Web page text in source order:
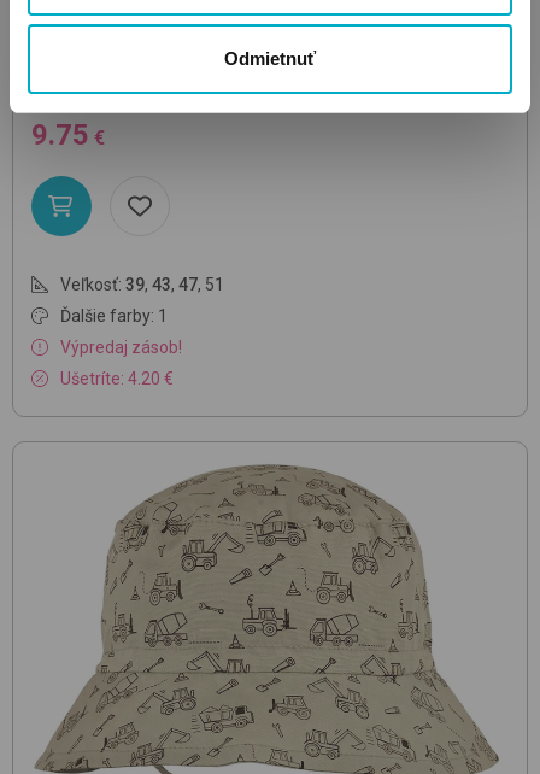
Odmietnuť
BRENDON
S26-T03 Aqua Green detský klobúk
9.75 €
Veľkosť: 39, 43, 47, 51
Ďalšie farby: 1
Výpredaj zásob!
Ušetríte: 4.20 €